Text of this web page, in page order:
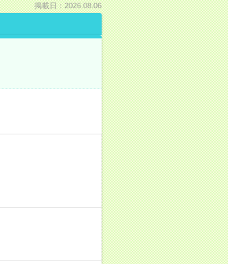
掲載日：2026.08.06